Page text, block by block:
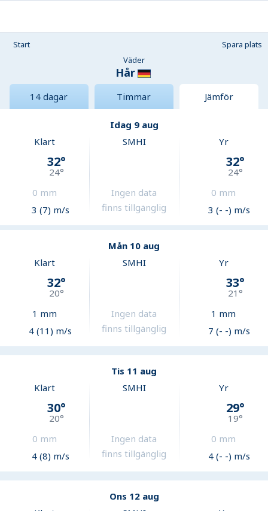
Start
Spara plats
Väder
Hår
14 dagar Timmar Jämför
Idag 9 aug
Klart
32°
24°
0 mm
3 (7) m/s
SMHI
Ingen data
finns tillgänglig
Yr
32°
24°
0 mm
3 (- -) m/s
Mån 10 aug
Klart
32°
20°
1 mm
4 (11) m/s
SMHI
Ingen data
finns tillgänglig
Yr
33°
21°
1 mm
7 (- -) m/s
Tis 11 aug
Klart
30°
20°
0 mm
4 (8) m/s
SMHI
Ingen data
finns tillgänglig
Yr
29°
19°
0 mm
4 (- -) m/s
Ons 12 aug